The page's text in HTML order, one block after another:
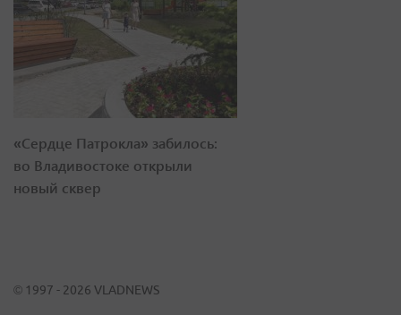
«Сердце Патрокла» забилось:
во Владивостоке открыли
новый сквер
© 1997 - 2026 VLADNEWS